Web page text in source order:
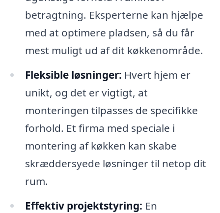
betragtning. Eksperterne kan hjælpe
med at optimere pladsen, så du får
mest muligt ud af dit køkkenområde.
Fleksible løsninger: Hvert hjem er
unikt, og det er vigtigt, at
monteringen tilpasses de specifikke
forhold. Et firma med speciale i
montering af køkken kan skabe
skræddersyede løsninger til netop dit
rum.
Effektiv projektstyring: En